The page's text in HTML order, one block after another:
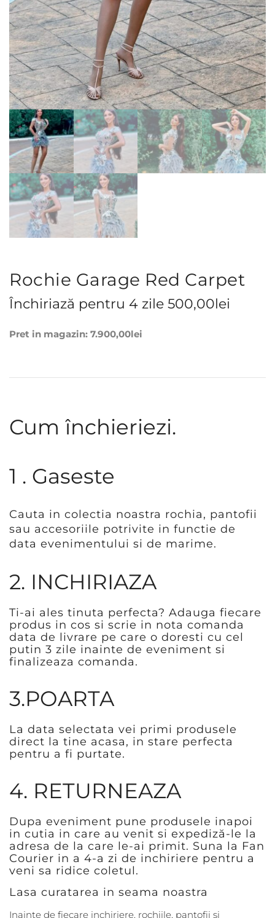
Rochie Garage Red Carpet
Închiriază pentru 4 zile 500,00lei
Pret in magazin: 7.900,00lei
Cum închieriezi.
1 . Gaseste
Cauta in colectia noastra rochia, pantofii
sau accesoriile potrivite in functie de
data evenimentului si de marime.
2. INCHIRIAZA
Ti-ai ales tinuta perfecta? Adauga fiecare
produs in cos si scrie in nota comanda
data de livrare pe care o doresti cu cel
putin 3 zile inainte de eveniment si
finalizeaza comanda.
3.POARTA
La data selectata vei primi produsele
direct la tine acasa, in stare perfecta
pentru a fi purtate.
4. RETURNEAZA
Dupa eveniment pune produsele inapoi
in cutia in care au venit si expediză-le la
adresa de la care le-ai primit. Suna la Fan
Courier in a 4-a zi de inchiriere pentru a
veni sa ridice coletul.
Lasa curatarea in seama noastra
Inainte de fiecare inchiriere, rochiile, pantofii si